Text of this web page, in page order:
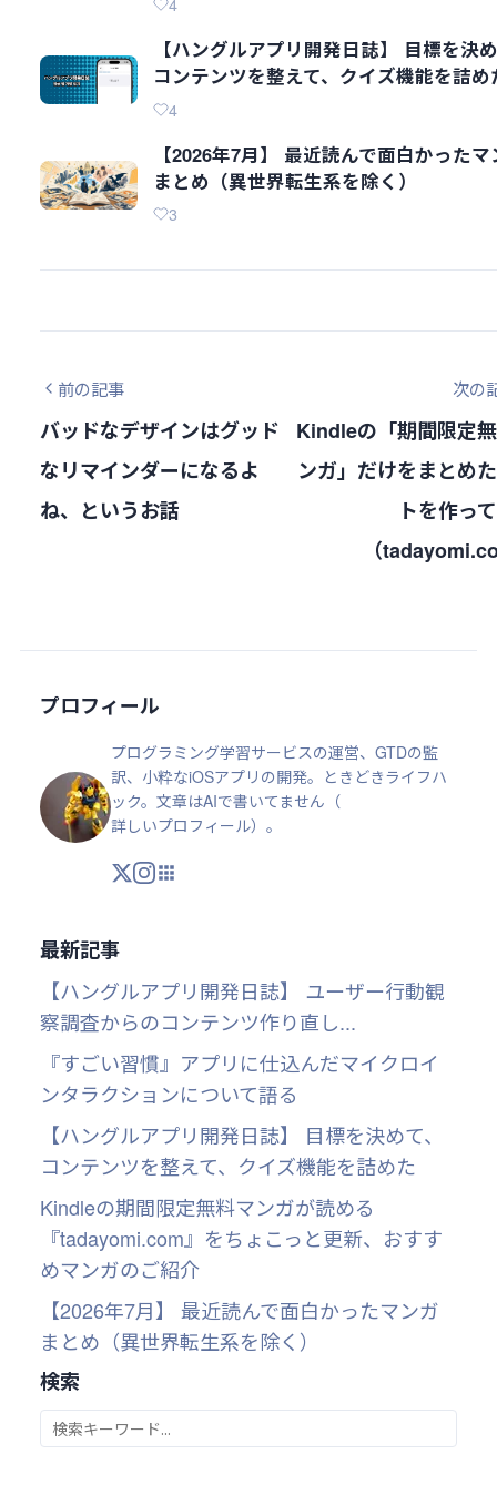
【ハングルアプリ開発日誌】 目標を決
コンテンツを整えて、クイズ機能を詰め
4
【2026年7月】 最近読んで面白かった
まとめ（異世界転生系を除く）
3
前の記事
バッドなデザインはグッド
なリマインダーになるよ
ね、というお話
次の
Kindleの「期間限定
ンガ」だけをまとめ
トを作っ
（
プロフィール
プログラミング学習サービスの運営、GTDの監
訳、小粋なiOSアプリの開発。ときどきライフハ
ック。文章はAIで書いてません（
詳しいプロフィール）。
X Instagram
アプリ・ツール
最新記事
【ハングルアプリ開発日誌】 ユーザー行動観
察調査からのコンテンツ作り直し...
『すごい習慣』アプリに仕込んだマイクロイ
ンタラクションについて語る
【ハングルアプリ開発日誌】 目標を決めて、
コンテンツを整えて、クイズ機能を詰めた
Kindleの期間限定無料マンガが読める
『tadayomi.com』をちょこっと更新、おすす
めマンガのご紹介
【2026年7月】 最近読んで面白かったマンガ
まとめ（異世界転生系を除く）
検索